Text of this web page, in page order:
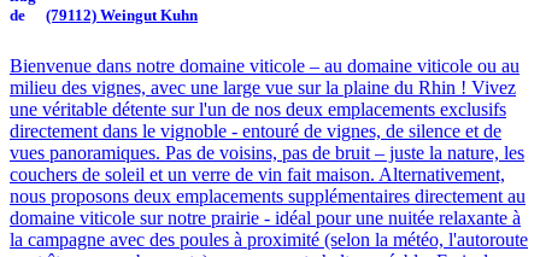
(79112) Weingut Kuhn
Bienvenue dans notre domaine viticole – au domaine viticole ou au
milieu des vignes, avec une large vue sur la plaine du Rhin ! Vivez
une véritable détente sur l'un de nos deux emplacements exclusifs
directement dans le vignoble - entouré de vignes, de silence et de
vues panoramiques. Pas de voisins, pas de bruit – juste la nature, les
couchers de soleil et un verre de vin fait maison. Alternativement,
nous proposons deux emplacements supplémentaires directement au
domaine viticole sur notre prairie - idéal pour une nuitée relaxante à
la campagne avec des poules à proximité (selon la météo, l'autoroute